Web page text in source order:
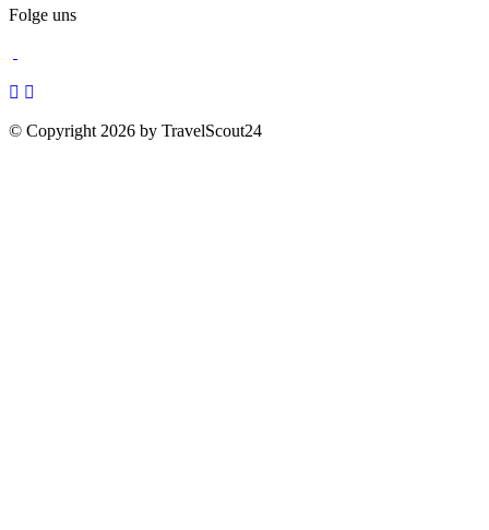
Folge uns
© Copyright 2026 by TravelScout24